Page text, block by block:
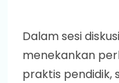
Dalam sesi
menekankan
praktis